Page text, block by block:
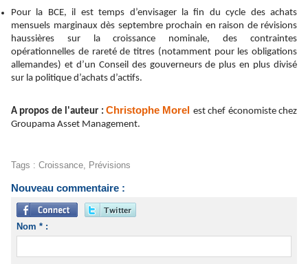
Pour la BCE, il est temps d’envisager la fin du cycle des achats
mensuels marginaux dès septembre prochain en raison de révisions
haussières sur la croissance nominale, des contraintes
opérationnelles de rareté de titres (notamment pour les obligations
allemandes) et d’un Conseil des gouverneurs de plus en plus divisé
sur la politique d’achats d’actifs.
A propos de l'auteur : Christophe Morel est chef économiste chez
Groupama Asset Management.
Tags : Croissance, Prévisions
Nouveau commentaire :
Nom * :